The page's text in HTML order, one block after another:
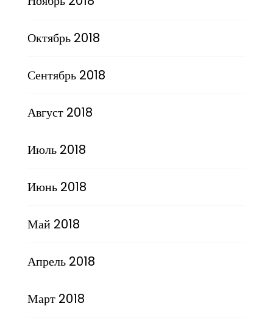
Октябрь 2018
Сентябрь 2018
Август 2018
Июль 2018
Июнь 2018
Май 2018
Апрель 2018
Март 2018